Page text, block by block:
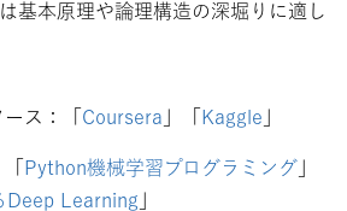
基本原理や論理構造の深堀りに適し
ス：「 Coursera Kaggle
Python機械学習プログラミング」
Deep Learning